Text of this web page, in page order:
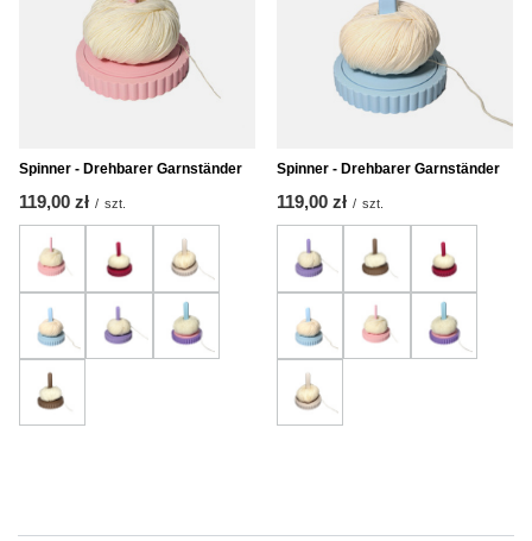
Spinner - Drehbarer Garnständer
119,00 zł / szt.
Spinner - Drehbarer Garnständer
119,00 zł / szt.